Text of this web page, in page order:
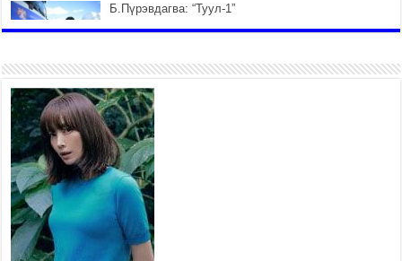
Б.Пүрэвдагва: “Туул-1”
2026 оны 7 сар 21 / 10 цаг 15 минут
НИЙСЛЭЛ, АЙМГИЙН
УДИРДЛАГУУДЫН АЖЛЫГ
ХҮНД СУРТЛЫГ БУУРУУЛЖ,
ИРГЭД, АЖ АХУЙН НЭГЖИЙН
АЧААГ ХЭРХЭН ХӨНГӨЛСНӨӨР ДҮГНЭНЭ
2026 оны 7 сар 21 / 10 цаг 09 минут
Байнгын хорооны дарга
М.Мандхай Цөлжилттэй
тэмцэх тухай НҮБ-ын